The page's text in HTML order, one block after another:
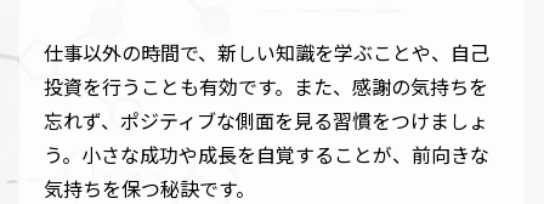
仕事以外の時間で、新しい知識を学ぶことや、自己
投資を行うことも有効です。また、感謝の気持ちを
忘れず、ポジティブな側面を見る習慣をつけましょ
う。小さな成功や成長を自覚することが、前向きな
気持ちを保つ秘訣です。